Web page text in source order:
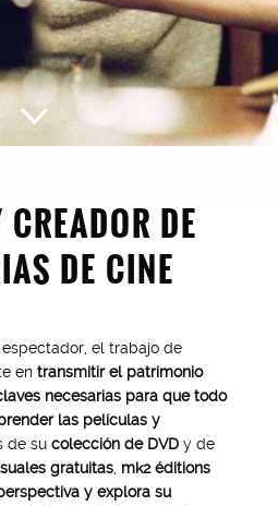
DE
DE CINE
el trabajo de
en transmitir el patrimonio
necesarias para que todo
las películas y
de su colección de DVDy de
gratuitas, mk2 éditions
y explora su